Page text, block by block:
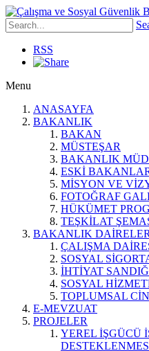
RSS
Menu
ANASAYFA
BAKANLIK
BAKAN
MÜSTEŞAR
BAKANLIK
ESKİ
MİSYON VE
FOTOĞRAF
HÜKÜMET
TEŞKİLAT
BAKANLIK
ÇALIŞMA
SOSYAL
İHTİYAT
SOSYAL
TOPLUMSAL
E-MEVZUAT
PROJELER
YEREL İŞGÜCÜ